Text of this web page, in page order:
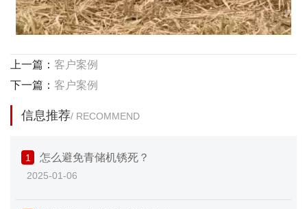
上一篇： 客户案例
下一篇： 客户案例
信息推荐/ RECOMMEND
1 怎么避免青储机锈死？
2025-01-06